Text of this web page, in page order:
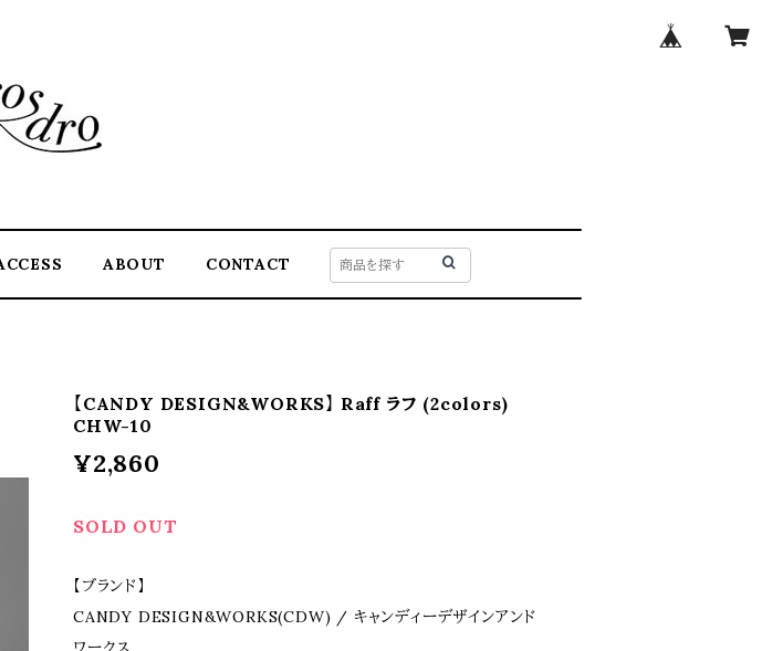
ABOUT CONTACT
【CANDY DESIGN&WORKS】 Raff ラフ (2colors)
CHW-10
¥2,860
SOLD OUT
【ブランド】
CANDY DESIGN&WORKS(CDW) / キャンディーデザインアンド